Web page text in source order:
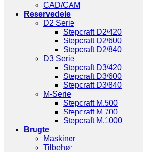
CAD/CAM
Reservedele
D2 Serie
Stepcraft D2/420
Stepcraft D2/600
Stepcraft D2/840
D3 Serie
Stepcraft D3/420
Stepcraft D3/600
Stepcraft D3/840
M-Serie
Stepcraft M.500
Stepcraft M.700
Stepcraft M.1000
Brugte
Maskiner
Tilbehør